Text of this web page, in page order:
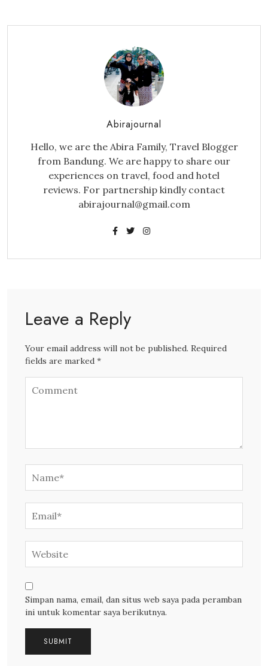
Abirajournal
Hello, we are the Abira Family, Travel Blogger
from Bandung. We are happy to share our
experiences on travel, food and hotel
reviews. For partnership kindly contact
abirajournal@gmail.com
Leave a Reply
Your email address will not be published. Required
fields are marked *
Simpan nama, email, dan situs web saya pada peramban
ini untuk komentar saya berikutnya.